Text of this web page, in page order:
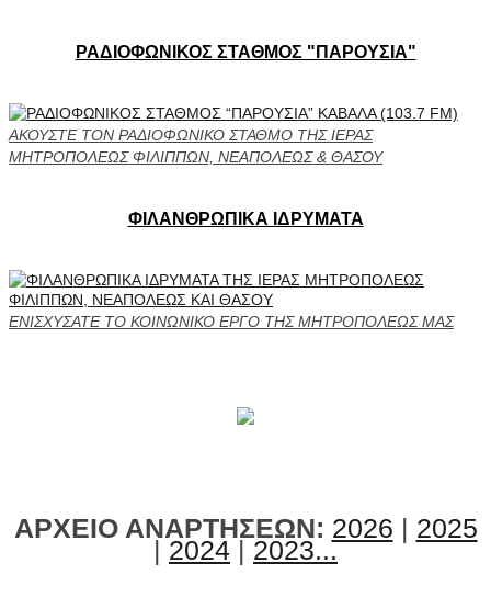
ΡΑΔΙΟΦΩΝΙΚΟΣ ΣΤΑΘΜΟΣ "ΠΑΡΟΥΣΙΑ"
ΑΚΟΥΣΤΕ ΤΟΝ ΡΑΔΙΟΦΩΝΙΚΟ ΣΤΑΘΜΟ ΤΗΣ ΙΕΡΑΣ
ΜΗΤΡΟΠΟΛΕΩΣ ΦΙΛΙΠΠΩΝ, ΝΕΑΠΟΛΕΩΣ & ΘΑΣΟΥ
ΦΙΛΑΝΘΡΩΠΙΚΑ ΙΔΡΥΜΑΤΑ
ΕΝΙΣΧΥΣΑΤΕ ΤΟ ΚΟΙΝΩΝΙΚΟ ΕΡΓΟ ΤΗΣ ΜΗΤΡΟΠΟΛΕΩΣ ΜΑΣ
ΑΡΧΕΙΟ ΑΝΑΡΤΗΣΕΩΝ: 2026 | 2025
| 2024 | 2023...